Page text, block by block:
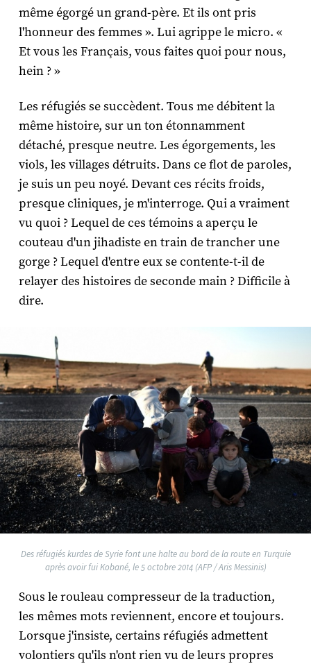
même égorgé un grand-père. Et ils ont pris
l'honneur des femmes ». Lui agrippe le micro. «
Et vous les Français, vous faites quoi pour nous,
hein ? »
Les réfugiés se succèdent. Tous me débitent la
même histoire, sur un ton étonnamment
détaché, presque neutre. Les égorgements, les
viols, les villages détruits. Dans ce flot de paroles,
je suis un peu noyé. Devant ces récits froids,
presque cliniques, je m'interroge. Qui a vraiment
vu quoi ? Lequel de ces témoins a aperçu le
couteau d'un jihadiste en train de trancher une
gorge ? Lequel d'entre eux se contente-t-il de
relayer des histoires de seconde main ? Difficile à
dire.
Des réfugiés kurdes de Syrie font une halte au bord de la route en Turquie
après avoir fui Kobané, le 5 octobre 2014 (AFP / Aris Messinis)
Sous le rouleau compresseur de la traduction,
les mêmes mots reviennent, encore et toujours.
Lorsque j'insiste, certains réfugiés admettent
volontiers qu'ils n'ont rien vu de leurs propres